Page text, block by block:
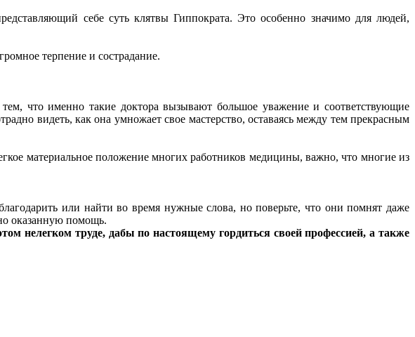
себе суть клятвы Гиппократа. Это особенно значимо для людей,
терпение и сострадание.
что именно такие доктора вызывают большое уважение и соответствующие
видеть, как она умножает свое мастерство, оставаясь между тем прекрасным
материальное положение многих работников медицины, важно, что многие из
или найти во время нужные слова, но поверьте, что они помнят даже
оказанную помощь.
нелегком труде, дабы по настоящему гордиться своей профессией, а также